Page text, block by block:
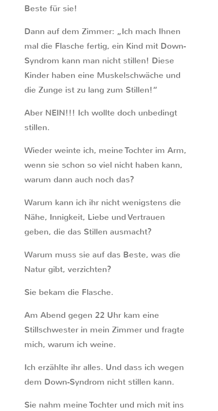
Beste für sie!
Dann auf dem Zimmer: „Ich mach Ihnen
mal die Flasche fertig, ein Kind mit Down-
Syndrom kann man nicht stillen! Diese
Kinder haben eine Muskelschwäche und
die Zunge ist zu lang zum Stillen!“
Aber NEIN!!! Ich wollte doch unbedingt
stillen.
Wieder weinte ich, meine Tochter im Arm,
wenn sie schon so viel nicht haben kann,
warum dann auch noch das?
Warum kann ich ihr nicht wenigstens die
Nähe, Innigkeit, Liebe und Vertrauen
geben, die das Stillen ausmacht?
Warum muss sie auf das Beste, was die
Natur gibt, verzichten?
Sie bekam die Flasche.
Am Abend gegen 22 Uhr kam eine
Stillschwester in mein Zimmer und fragte
mich, warum ich weine.
Ich erzählte ihr alles. Und dass ich wegen
dem Down-Syndrom nicht stillen kann.
Sie nahm meine Tochter und mich mit ins